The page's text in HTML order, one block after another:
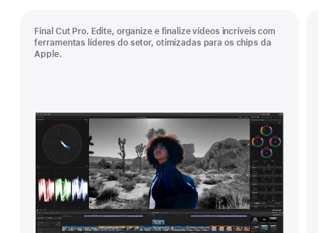
Final Cut Pro. Edite, organize e finalize vídeos incríveis com
ferramentas líderes do setor, otimizadas para os chips da
Apple.